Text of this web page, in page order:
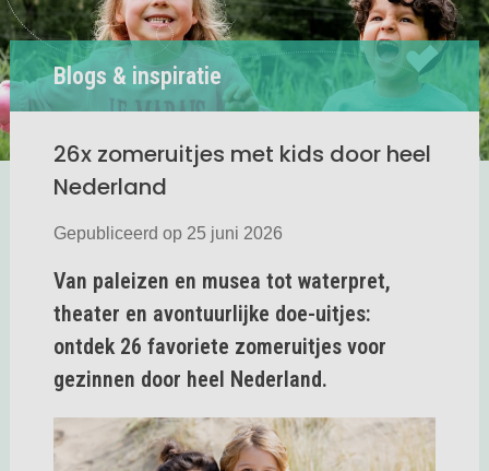
Blogs & inspiratie
26x zomeruitjes met kids door heel
Nederland
Gepubliceerd op 25 juni 2026
Van paleizen en musea tot waterpret,
theater en avontuurlijke doe-uitjes:
ontdek 26 favoriete zomeruitjes voor
gezinnen door heel Nederland.